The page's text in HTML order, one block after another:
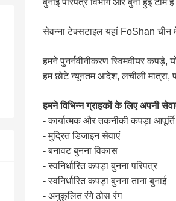
बुनाई परिपत्र विभाग और बुनी हुई टीम
सेवन्ना टेक्सटाइल यहां FoShan चीन
हमने पुनर्नवीनीकरण स्विमवीयर कपड़े,
हम छोटे न्यूनतम आदेश, लचीली मात्रा,
हमने विभिन्न ग्राहकों के लिए अपनी
- कार्यात्मक और तकनीकी कपड़ा आपूर्ति
- मुद्रित डिजाइन सेवाएं
- बनावट बुनना विकास
- स्वनिर्धारित कपड़ा बुनना परिपत्र
- स्वनिर्धारित कपड़ा बुनना ताना बुनाई
- अनुकूलित रंगे ठोस रंग